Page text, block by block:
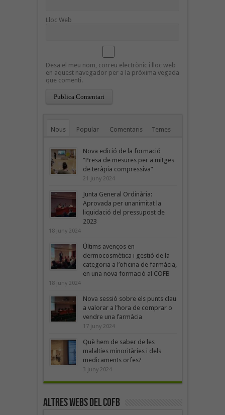
Lloc Web
Desa el meu nom, correu electrònic i lloc web
en aquest navegador per a la pròxima vegada
que comenti.
Nous Popular Comentaris Temes
Nova edició de la formació
“Presa de mesures per a mitges
de teràpia compressiva”
21 juny 2024
Junta General Ordinària:
Aprovada per unanimitat la
liquidació del pressupost de
2023
18 juny 2024
Últims avenços en
dermocosmètica i gestió de la
categoria a l’oficina de farmàcia,
en una nova formació al COFB
18 juny 2024
Nova sessió sobre els punts clau
a valorar a l’hora de comprar o
vendre una farmàcia
17 juny 2024
Què hem de saber de les
malalties minoritàries i dels
medicaments orfes?
3 juny 2024
Altres webs del COFB